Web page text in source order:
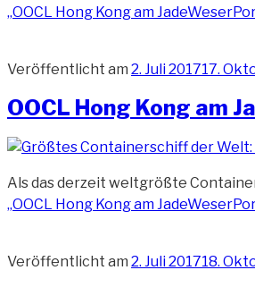
„OOCL Hong Kong am
Veröffentlicht am 2. Juli 201717.
OOCL Hong Kong am
Als das derzeit weltgrößte
„OOCL Hong Kong am
Veröffentlicht am 2. Juli 201718.